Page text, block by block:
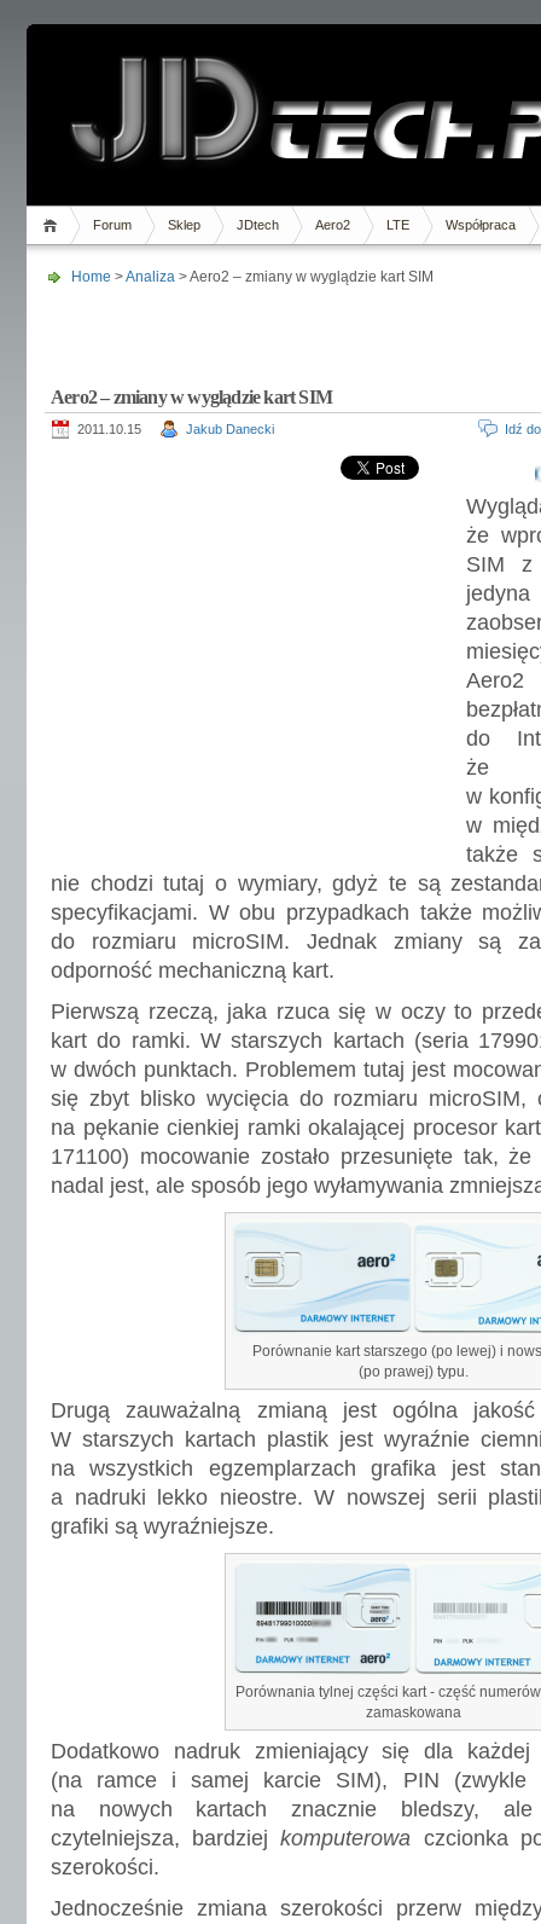
Forum Sklep JDtech Aero2 LTE Współpraca
Home >Analiza > Aero2 – zmiany w wyglądzie kart SIM
Aero2 – zmiany w wyglądzie kart SIM
2011.10.15 Jakub Danecki Idź
że
SIM
do
że
w
w
także
nie chodzi tutaj o wymiary, gdyż te są
specyfikacjami. W obu przypadkach także
do rozmiaru microSIM. Jednak zmiany są
odporność mechaniczną kart.
Pierwszą rzeczą, jaka rzuca się w oczy to
kart do ramki. W starszych kartach (seria
w dwóch punktach. Problemem tutaj jest
się zbyt blisko wycięcia do rozmiaru microSIM,
na pękanie cienkiej ramki okalającej procesor
171100) mocowanie zostało przesunięte tak,
nadal jest, ale sposób jego wyłamywania
Porównanie kart starszego (po lewej) i
(po prawej) typu.
Drugą zauważalną zmianą jest ogólna
W starszych kartach plastik jest wyraźnie
na wszystkich egzemplarzach grafika jest
a nadruki lekko nieostre. W nowszej serii
grafiki są wyraźniejsze.
Porównania tylnej części kart - część numerów
zamaskowana
Dodatkowo nadruk zmieniający się dla
(na ramce i samej karcie SIM), PIN (zwykle
na nowych kartach znacznie bledszy, ale
czytelniejsza, bardziejkomputerowa czcionka
szerokości.
Jednocześnie zmiana szerokości przerw